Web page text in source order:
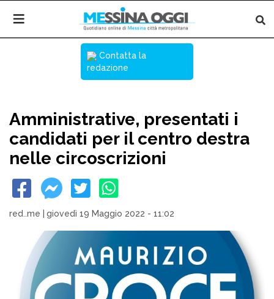
Contatta la
redazione
Amministrative, presentati i
candidati per il centro destra
nelle circoscrizioni
red..me giovedì 19 Maggio 2022 - 11:02